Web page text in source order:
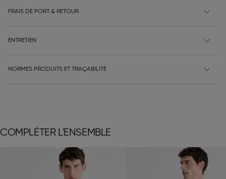
FRAIS DE PORT & RETOUR
ENTRETIEN
NORMES PRODUITS ET TRAÇABILITÉ
COMPLÉTER L'ENSEMBLE